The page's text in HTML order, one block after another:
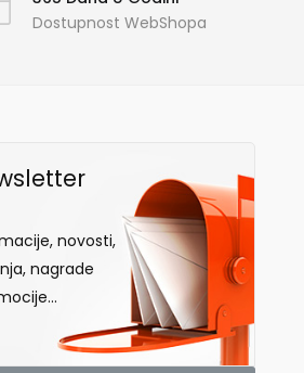
Dostupnost WebShopa
novosti,
nagrade